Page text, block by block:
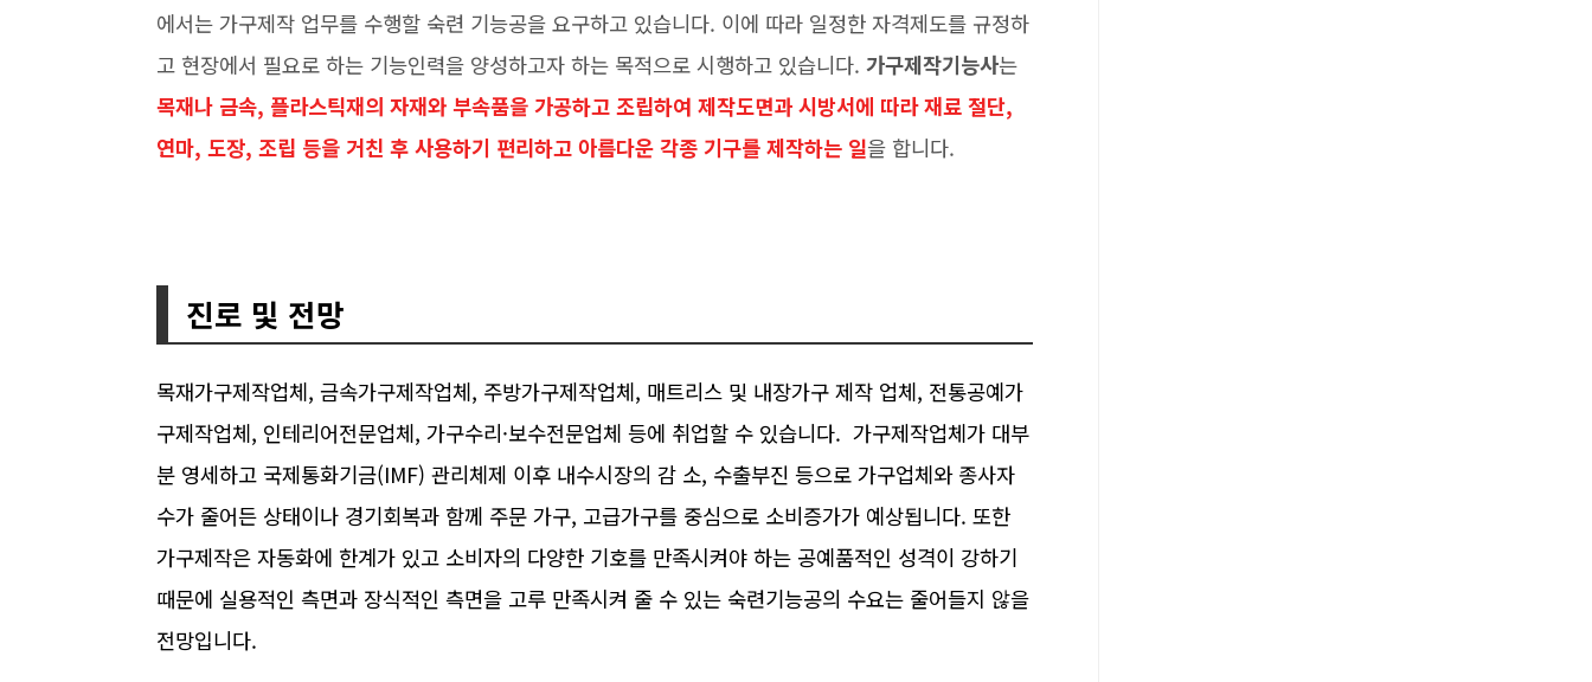
에서는 가구제작 업무를 수행할 숙련 기능공을 요구하고 있습니다. 이에 따라 일정한 자격제도를 규정하
고 현장에서 필요로 하는 기능인력을 양성하고자 하는 목적으로 시행하고 있습니다. 가구제작기능사는
목재나 금속, 플라스틱재의 자재와 부속품을 가공하고 조립하여 제작도면과 시방서에 따라 재료 절단,
연마, 도장, 조립 등을 거친 후 사용하기 편리하고 아름다운 각종 기구를 제작하는 일을 합니다.
진로 및 전망
목재가구제작업체, 금속가구제작업체, 주방가구제작업체, 매트리스 및 내장가구 제작 업체, 전통공예가
구제작업체, 인테리어전문업체, 가구수리·보수전문업체 등에 취업할 수 있습니다. 가구제작업체가 대부
분 영세하고 국제통화기금(IMF) 관리체제 이후 내수시장의 감 소, 수출부진 등으로 가구업체와 종사자
수가 줄어든 상태이나 경기회복과 함께 주문 가구, 고급가구를 중심으로 소비증가가 예상됩니다. 또한
가구제작은 자동화에 한계가 있고 소비자의 다양한 기호를 만족시켜야 하는 공예품적인 성격이 강하기
때문에 실용적인 측면과 장식적인 측면을 고루 만족시켜 줄 수 있는 숙련기능공의 수요는 줄어들지 않을
전망입니다.